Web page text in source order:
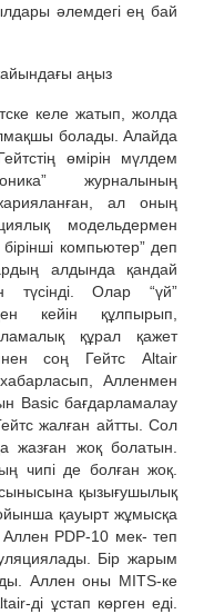
әлемдегі ең бай
аңыз
келе жатып, жолда
болады. Алайда
өмірін мүлдем
журналының
ал оның
модельдермен
компьютер” деп
алдында қандай
түсінді. Олар “үй”
кейін құлпырып,
құрал қажет
соң Гейтс Altair
Алленмен
Basic бағдарламалау
жалған айтты. Сол
жазған жоқ болатын.
чипі де болған жоқ.
қызығушылық
қауырт жұмысқа
Аллен PDP-10 мек- теп
Бір жарым
Аллен оны MITS-ке
ді ұстап көрген еді.